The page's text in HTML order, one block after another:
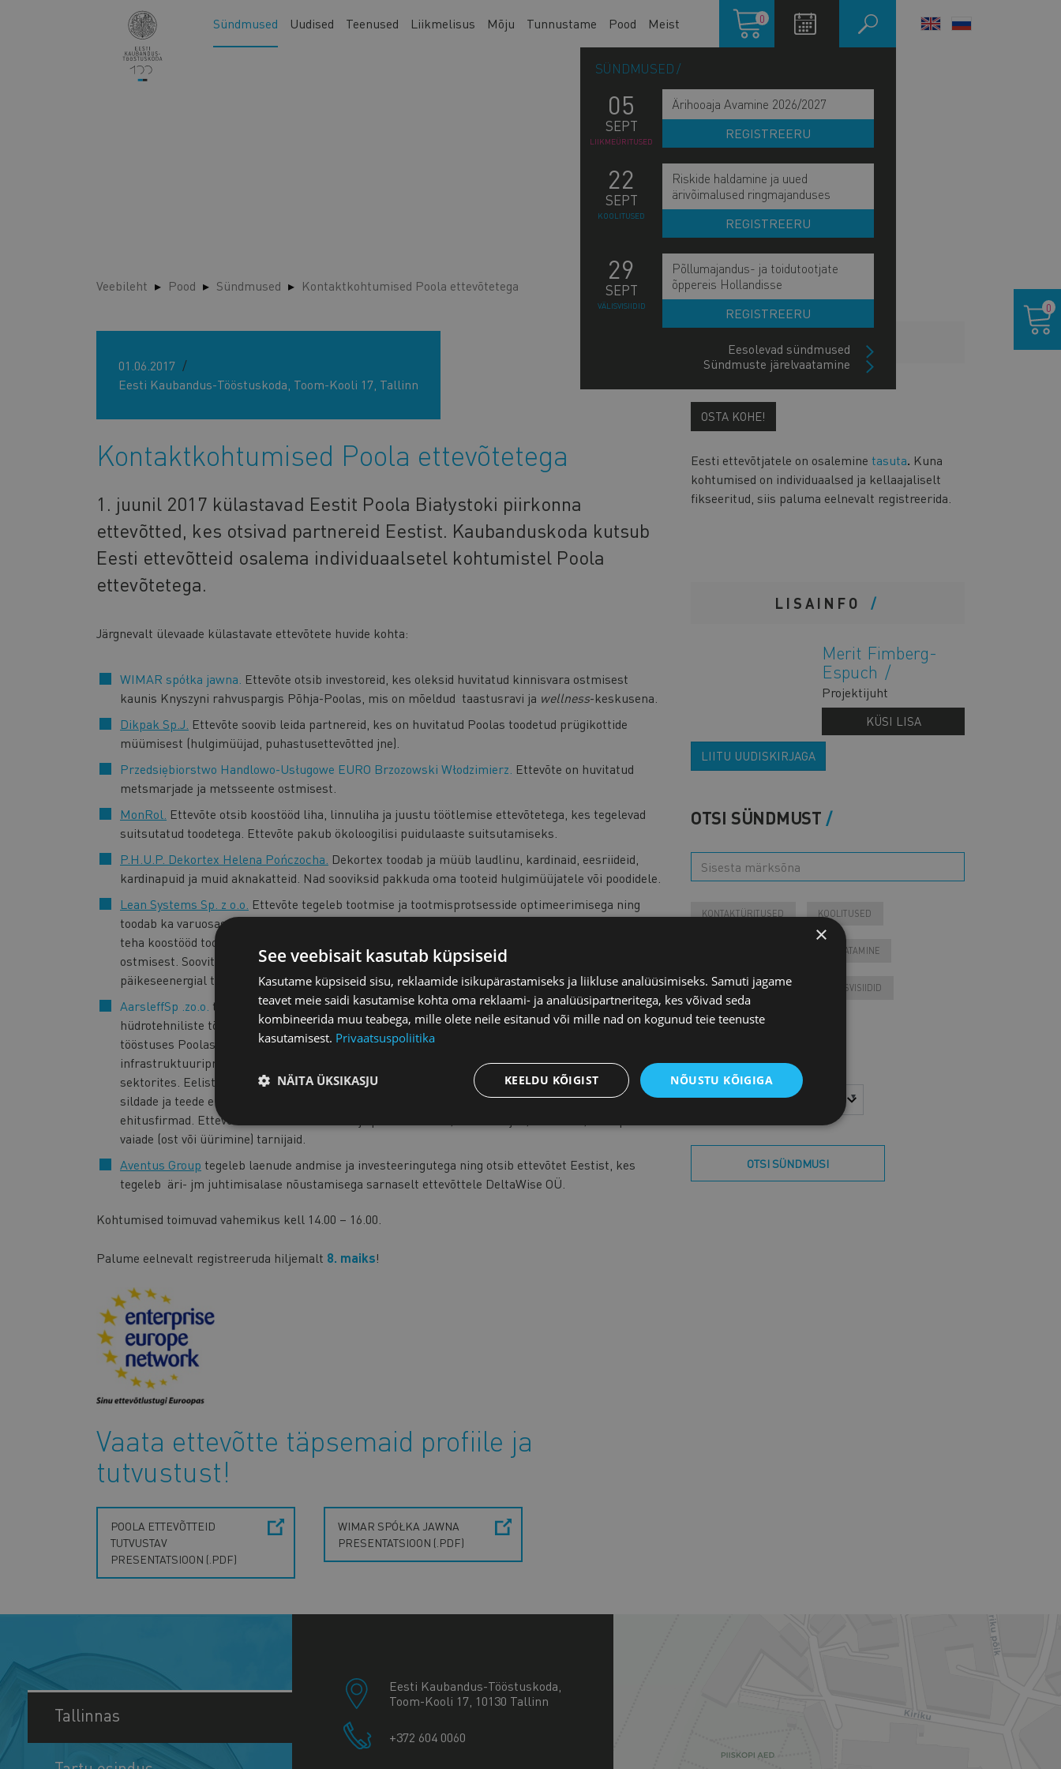
Main
navigation
Sündmused Uudised Teenused Liikmelisus Mõju Tunnustame Pood Meist
Ostukorv
0
SÜNDMUSED
05
SEPT
LIIKMEÜRITUSED
Ärihooaja Avamine 2026/2027
REGISTREERU
22
SEPT
KOOLITUSED
Riskide haldamine ja uued
ärivõimalused ringmajanduses
REGISTREERU
29
SEPT
VÄLISVISIIDID
Põllumajandus- ja toidutootjate
õppereis Hollandisse
REGISTREERU
Eesolevad sündmused
Sündmuste järelvaatamine
LANGUAGE
Veebileht Pood Sündmused Kontaktkohtumised Poola ettevõtetega
01.06.2017
Eesti Kaubandus-Tööstuskoda, Toom-Kooli 17, Tallinn
Kontaktkohtumised Poola ettevõtetega
1. juunil 2017 külastavad Eestit Poola Białystoki piirkonna
ettevõtted, kes otsivad partnereid Eestist. Kaubanduskoda kutsub
Eesti ettevõtteid osalema individuaalsetel kohtumistel Poola
ettevõtetega.
Järgnevalt ülevaade külastavate ettevõtete huvide kohta:
WIMAR spółka jawna. Ettevõte otsib investoreid, kes oleksid huvitatud kinnisvara ostmisest
kaunis Knyszyni rahvuspargis Põhja-Poolas, mis on mõeldud taastusravi ja wellness-keskusena.
Dikpak Sp.J. Ettevõte soovib leida partnereid, kes on huvitatud Poolas toodetud prügikottide
müümisest (hulgimüüjad, puhastusettevõtted jne).
Przedsiębiorstwo Handlowo-Usługowe EURO Brzozowski Włodzimierz. Ettevõte on huvitatud
metsmarjade ja metsseente ostmisest.
MonRol. Ettevõte otsib koostööd liha, linnuliha ja juustu töötlemise ettevõtetega, kes tegelevad
suitsutatud toodetega. Ettevõte pakub ökoloogilisi puidulaaste suitsutamiseks.
P.H.U.P. Dekortex Helena Pończocha. Dekortex toodab ja müüb laudlinu, kardinaid, eesriideid,
kardinapuid ja muid aknakatteid. Nad sooviksid pakkuda oma tooteid hulgimüüjatele või poodidele.
Lean Systems Sp. z o.o. Ettevõte tegeleb tootmise ja tootmisprotsesside optimeerimisega ning
toodab ka varuosasid. Lisaks toodetakse kohandatud masinaid ja tootmisseadmeid. Ettevõte soovib
teha koostööd tootmisettevõtetega, kes on huvitatud varuosade või kohandatud seadmete
ostmisest. Soovitakse leida ka hambaraviseadmete tootjaid. Lisaks soovitakse müüa innovaatilisi
päikeseenergial töötavaid tänavavalgusteid.
AarsleffSp .zo.o. tegeleb projekteerimise- ja ehitamisega, spetsiaalse vundamendi- ja
hüdrotehniliste töödega nii merel kui ka sisevetes. Ettevõte on turuliider monteeritavate vaiade
tööstuses Poolas. Omab kvaliteetset masinaparki, mis võimaldab täita keerukaid
infrastruktuuriprojekte tööstuses, maantee ja raudtee-ehituses, elamu- ja hüdrotehnilistes
sektorites. Eelistatud partnerid on ehitusfirmad nii alltöö- kui peatöövõtjad. Eelkõige huvitavad
sildade ja teede ehitajad, tuuleparkide rajajad, maa-aluste garaažide ja tööstushoonete
ehitusfirmad. Ettevõte otsib raudbetoonist ja puidust vaiade, saematerjali, tsemendi, terasplekist
vaiade (ost või üürimine) tarnijaid.
Aventus Group tegeleb laenude andmise ja investeeringutega ning otsib ettevõtet Eestist, kes
tegeleb äri- jm juhtimisalase nõustamisega sarnaselt ettevõttele DeltaWise OÜ.
Kohtumised toimuvad vahemikus kell 14.00 – 16.00.
Palume eelnevalt registreeruda hiljemalt 8. maiks!
Vaata ettevõtte täpsemaid profiile ja
tutvustust!
POOLA ETTEVÕTTEID
TUTVUSTAV
PRESENTATSIOON (.PDF)
WIMAR SPÓŁKA JAWNA
PRESENTATSIOON (.PDF)
0
HINNAKIRI
OSTA KOHE!
Eesti ettevõtjatele on osalemine tasuta. Kuna
kohtumised on individuaalsed ja kellaajaliselt
fikseeritud, siis paluma eelnevalt registreerida.
LISAINFO
Merit Fimberg-
Espuch
Projektijuht
KÜSI LISA
LIITU UUDISKIRJAGA
OTSI SÜNDMUST
KONTAKTÜRITUSED KOOLITUSED
JÄRELVAATAMINE
MESSID VARIA VÄLISVISIIDID
Tulevased sündmused
Aasta Kuu
OTSI SÜNDMUSI
Tallinnas
Eesti Kaubandus-Tööstuskoda,
Toom-Kooli 17, 10130 Tallinn
+372 604 0060
×
See veebisait kasutab küpsiseid
Kasutame küpsiseid sisu, reklaamide isikupärastamiseks ja liikluse analüüsimiseks. Samuti jagame
teavet meie saidi kasutamise kohta oma reklaami- ja analüüsipartneritega, kes võivad seda
kombineerida muu teabega, mille olete neile esitanud või mille nad on kogunud teie teenuste
kasutamisest. Privaatsuspoliitika
NÕUSTU KÕIGIGA
KEELDU KÕIGIST
NÄITA ÜKSIKASJU